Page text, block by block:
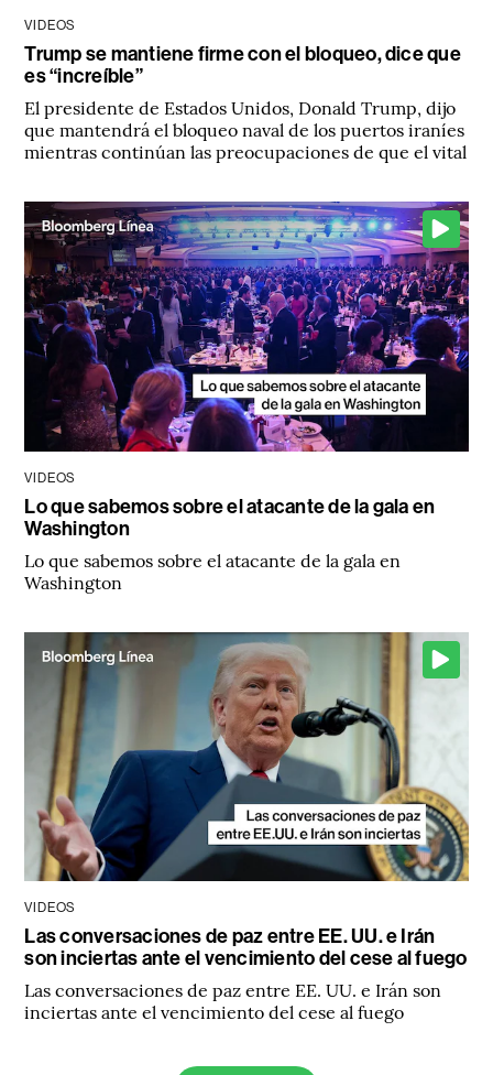
VIDEOS
Trump se mantiene firme con el bloqueo, dice que
es “increíble”
El presidente de Estados Unidos, Donald Trump, dijo
que mantendrá el bloqueo naval de los puertos iraníes
mientras continúan las preocupaciones de que el vital
VIDEOS
Lo que sabemos sobre el atacante de la gala en
Washington
Lo que sabemos sobre el atacante de la gala en
Washington
VIDEOS
Las conversaciones de paz entre EE. UU. e Irán
son inciertas ante el vencimiento del cese al fuego
Las conversaciones de paz entre EE. UU. e Irán son
inciertas ante el vencimiento del cese al fuego